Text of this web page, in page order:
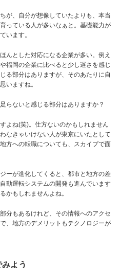
が、自分が想像していたよりも、本当
っている人が多いなぁと。基礎能力が
います。
んとした対応になる企業が多い。例え
福岡の企業に比べると少し遅さを感じ
る部分はありますが、そのあたりに自
いますね。
らないと感じる部分はありますか？
よね(笑)。仕方ないのかもしれません
なきゃいけない人が東京にいたとして
方への転職についても、スカイプで面
ーが進化してくると、都市と地方の差
動運転システムの開発も進んでいます
かもしれませんよね。
分もあるけれど、その情報へのアクセ
、地方のデメリットもテクノロジーが
よう